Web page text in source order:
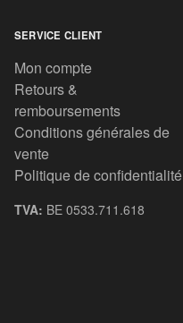
SERVICE CLIENT
Mon compte
Retours &
remboursements
Conditions générales de
vente
Politique de confidentialité
TVA: BE 0533.711.618